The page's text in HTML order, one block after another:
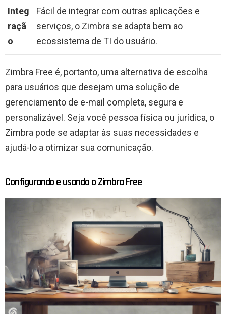
Integ
raçã
o
Fácil de integrar com outras aplicações e
serviços, o Zimbra se adapta bem ao
ecossistema de TI do usuário.
Zimbra Free é, portanto, uma alternativa de escolha
para usuários que desejam uma solução de
gerenciamento de e-mail completa, segura e
personalizável. Seja você pessoa física ou jurídica, o
Zimbra pode se adaptar às suas necessidades e
ajudá-lo a otimizar sua comunicação.
Configurando e usando o Zimbra Free